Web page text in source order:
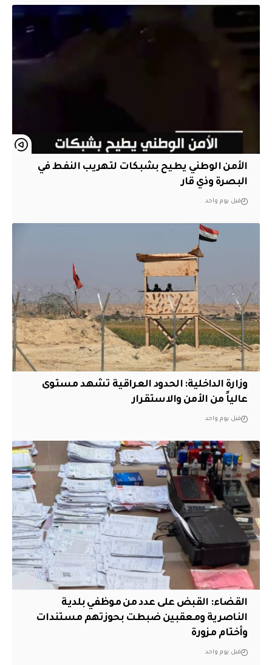
الأمن الوطني يطيح بشبكات لتهريب النفط في
البصرة وذي قار
قبل يوم واحد
وزارة الداخلية: الحدود العراقية تشهد مستوى
عالياً من الأمن والاستقرار
قبل يوم واحد
القضاء: القبض على عدد من موظفي بلدية
الناصرية ومعقبين ضبطت بحوزتهم مستندات
وأختام مزورة
قبل يوم واحد